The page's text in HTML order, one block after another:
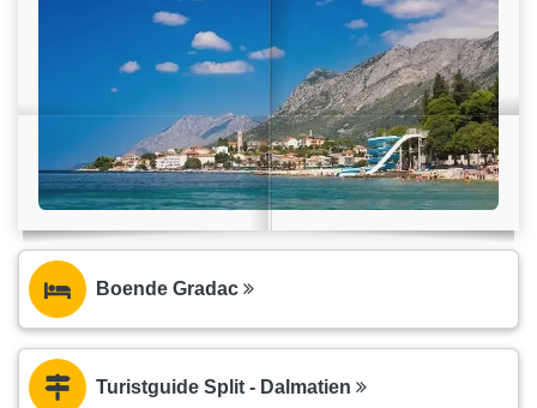
Boende Gradac
Turistguide Split - Dalmatien